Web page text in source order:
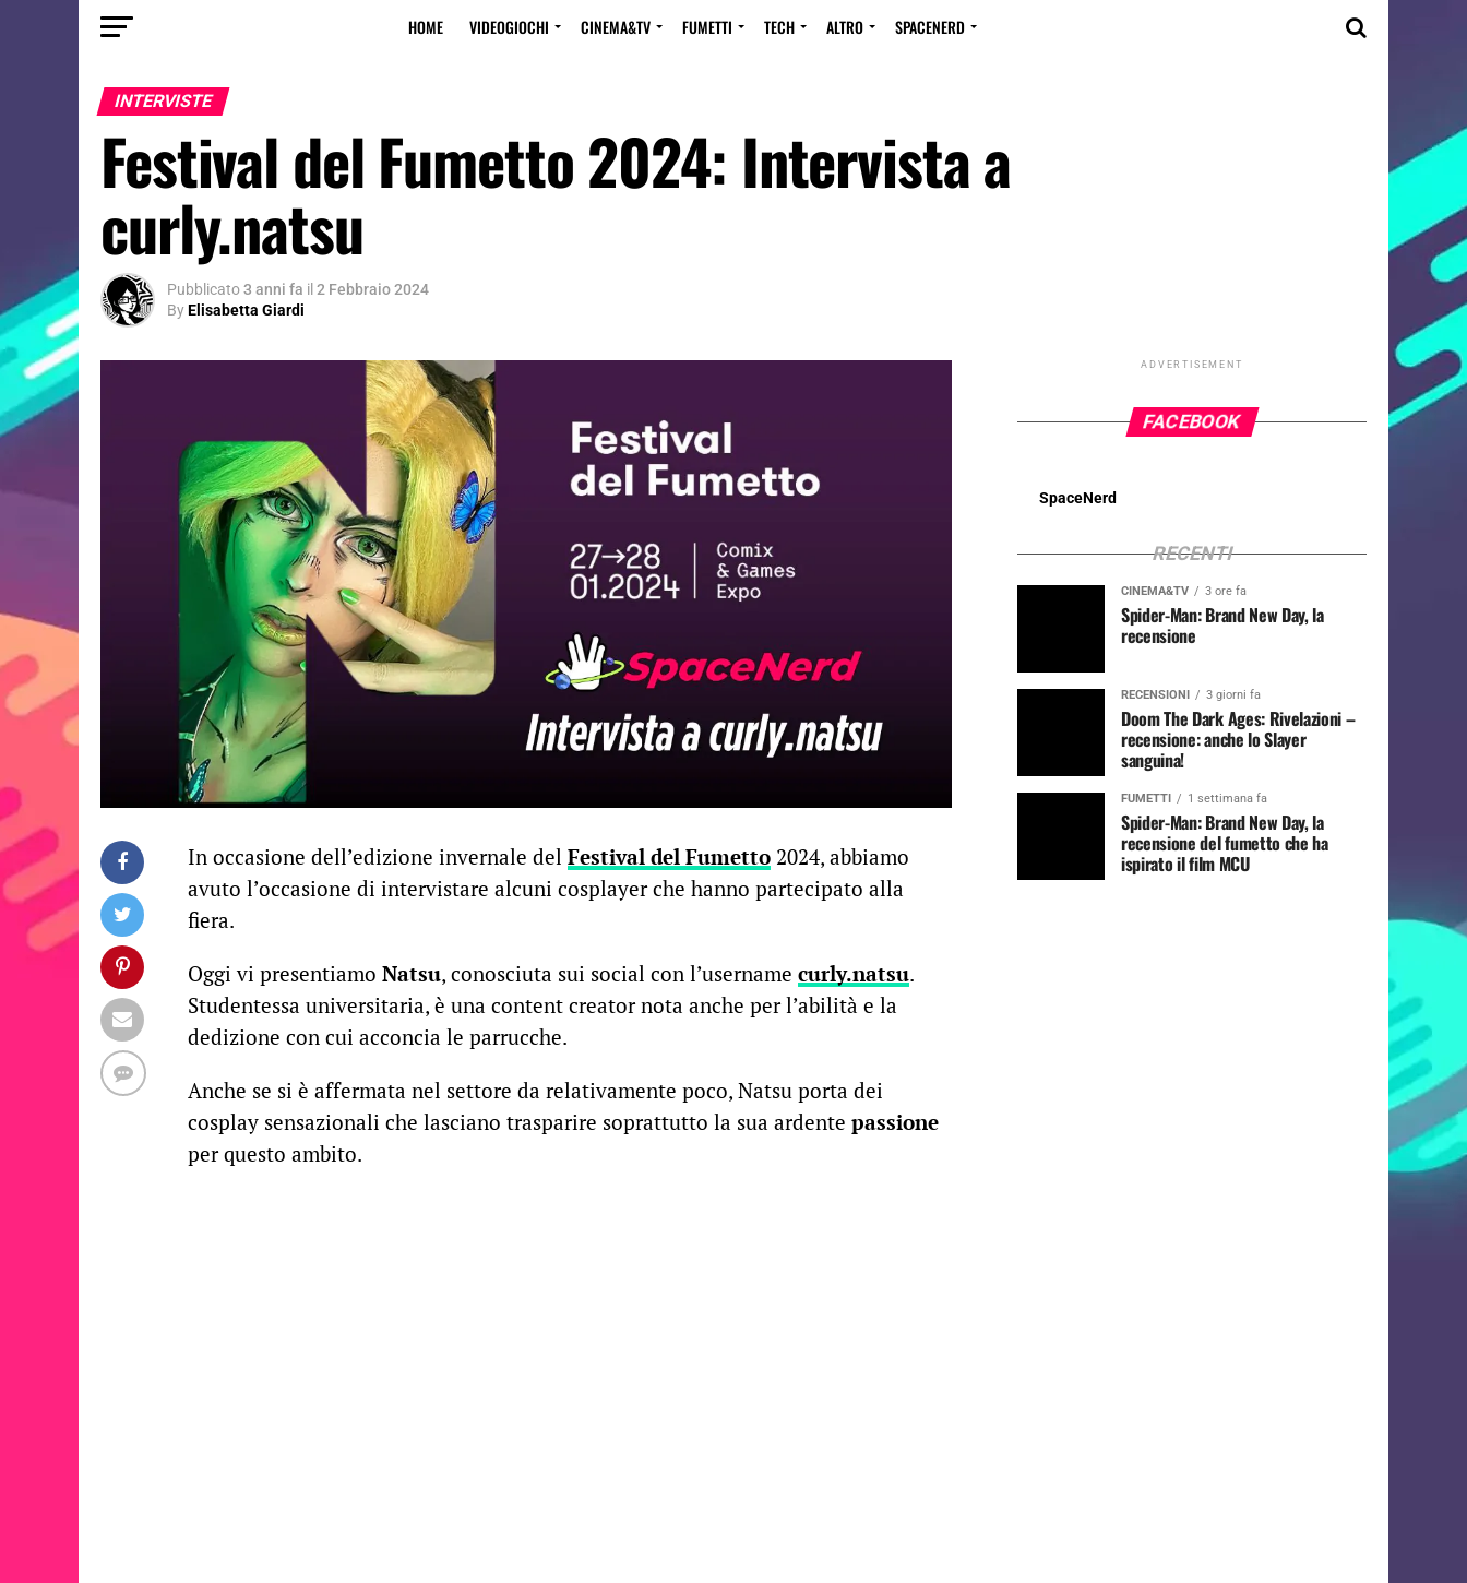
HOME VIDEOGIOCHI CINEMA&TV FUMETTI TECH ALTRO SPACENERD
INTERVISTE
Festival del Fumetto 2024: Intervista a
curly.natsu
Pubblicato3 anni fa il 2 Febbraio 2024
ByElisabetta Giardi
In occasione dell’edizione invernale del Festival del Fumetto 2024, abbiamo
avuto l’occasione di intervistare alcuni cosplayer che hanno partecipato alla
fiera.
Oggi vi presentiamo Natsu, conosciuta sui social con l’username curly.natsu.
Studentessa universitaria, è una content creator nota anche per l’abilità e la
dedizione con cui acconcia le parrucche.
Anche se si è affermata nel settore da relativamente poco, Natsu porta dei
cosplay sensazionali che lasciano trasparire soprattutto la sua ardente passione
per questo ambito.
ADVERTISEMENT
FACEBOOK
SpaceNerd
RECENTI
CINEMA&TV 3 ore fa
Spider-Man: Brand New Day, la
recensione
RECENSIONI 3 giorni fa
Doom The Dark Ages: Rivelazioni –
recensione: anche lo Slayer
sanguina!
FUMETTI 1 settimana fa
Spider-Man: Brand New Day, la
recensione del fumetto che ha
ispirato il film MCU